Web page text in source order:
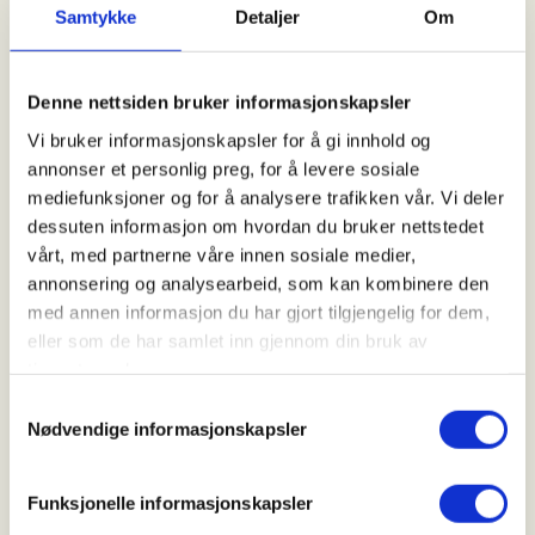
Samtykke Detaljer Om
Denne nettsiden bruker informasjonskapsler
Vi bruker informasjonskapsler for å gi innhold og
annonser et personlig preg, for å levere sosiale
mediefunksjoner og for å analysere trafikken vår. Vi deler
dessuten informasjon om hvordan du bruker nettstedet
vårt, med partnerne våre innen sosiale medier,
annonsering og analysearbeid, som kan kombinere den
med annen informasjon du har gjort tilgjengelig for dem,
eller som de har samlet inn gjennom din bruk av
Nødvendige informasjonskapsler
Funksjonelle informasjonskapsler
Villmarkscampen i Beiarn er en uke
fullstappet av morsomme aktiviteter
med fokus på samhold, friluftsliv og
god stemning. Dette kommer til å bli
en fantastisk uke, med mange
likesinnede ungdommer!
lassbrenna i Beiarn (se kartlink
nederst.) Vi avslutter klokken 18.00
onsdag 05.august.